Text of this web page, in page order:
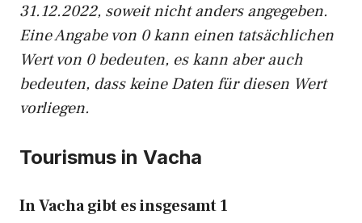
31.12.2022, soweit nicht anders angegeben.
Eine Angabe von 0 kann einen tatsächlichen
Wert von 0 bedeuten, es kann aber auch
bedeuten, dass keine Daten für diesen Wert
vorliegen.
Tourismus in Vacha
In Vacha gibt es insgesamt 1